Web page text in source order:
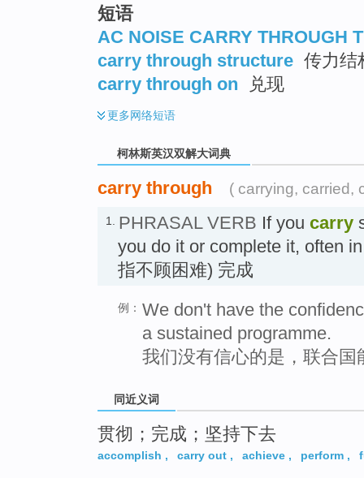
短语
AC NOISE CARRY THROUGH
carry through structure 传力结
carry through on
兑现
更多网络短语
柯林斯英汉双解大词典
carry through ( carrying, carried,
1. PHRASAL VERB If you carry
you do it or complete it, often
指不顾困难) 完成
例： We don't have the
a sustained programme.
我们没有信心的是，联合
同近义词
贯彻；完成；坚持下去
accomplish , carry out , achieve , perform ,